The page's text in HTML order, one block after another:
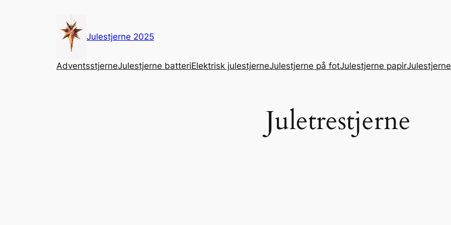
Julestjerne 2025
AdventsstjerneJulestjerne batteriElektrisk julestjerneJulestjerne på fotJulestjerne papir
Juletrestjerne